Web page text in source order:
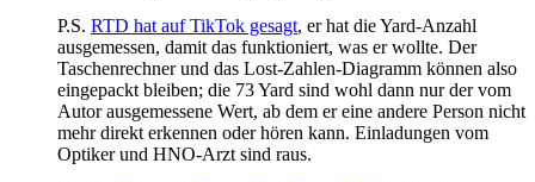
P.S. RTD hat auf TikTok gesagt, er hat die Yard-Anzahl
ausgemessen, damit das funktioniert, was er wollte. Der
Taschenrechner und das Lost-Zahlen-Diagramm können also
eingepackt bleiben; die 73 Yard sind wohl dann nur der vom
Autor ausgemessene Wert, ab dem er eine andere Person nicht
mehr direkt erkennen oder hören kann. Einladungen vom
Optiker und HNO-Arzt sind raus.